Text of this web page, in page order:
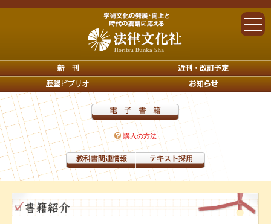
購入の方法